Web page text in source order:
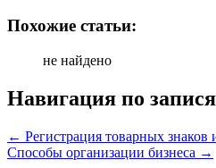
Похожие статьи:
не найдено
Навигация по
← Регистрация товарных знаков
Способы организации бизнеса →